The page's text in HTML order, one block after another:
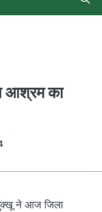
आश्रम का
ने आज जिला